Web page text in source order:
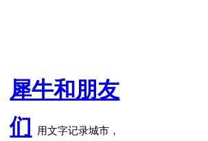
犀牛和朋友
们 用文字记录城市，